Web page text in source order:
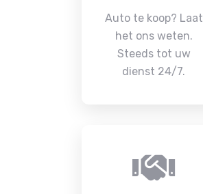
Auto te koop? Laat
het ons weten.
Steeds tot uw
dienst 24/7.